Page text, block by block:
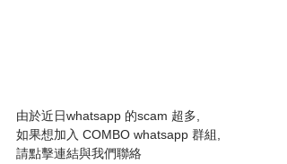
由於近日whatsapp 的scam 超多,
如果想加入 COMBO whatsapp 群組,
請點擊連結與我們聯絡